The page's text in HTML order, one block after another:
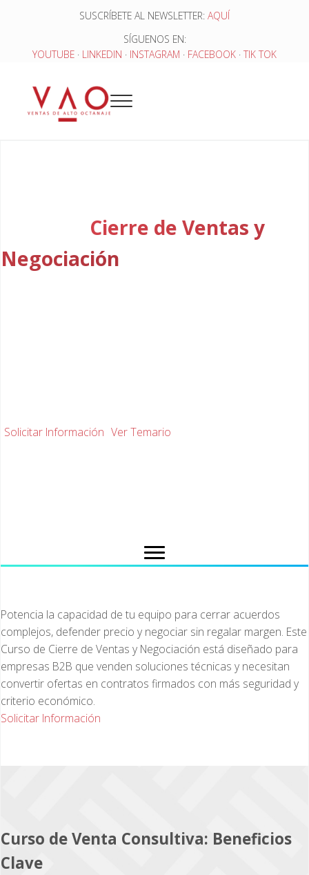
Saltar al contenido principal
Skip to header right navigation
SUSCRÍBETE AL NEWSLETTER: AQUÍ
SÍGUENOS EN:
YOUTUBE · LINKEDIN · INSTAGRAM · FACEBOOK · TIK TOK
Menu
Cierre de Ventas y
Negociación
Solicitar Información Ver Temario
Potencia la capacidad de tu equipo para cerrar acuerdos
complejos, defender precio y negociar sin regalar margen. Este
Curso de Cierre de Ventas y Negociación está diseñado para
empresas B2B que venden soluciones técnicas y necesitan
convertir ofertas en contratos firmados con más seguridad y
criterio económico.
Solicitar Información
Curso de Venta Consultiva: Beneficios
Clave